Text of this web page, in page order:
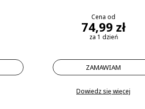
Cena od
74,99 zł
za 1 dzień
ZAMAWIAM
Dowiedz się więcej